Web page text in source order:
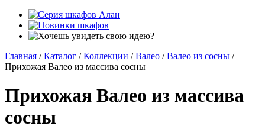
Главная / Каталог / Коллекции / Валео / Валео из сосны /
Прихожая Валео из массива сосны
Прихожая Валео из массива
сосны